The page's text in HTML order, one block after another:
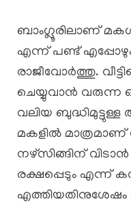
ബാംഗ്ലൂരിലാണ്
എന്ന് പണ്ട്
രാജീവോർത്തു.
ചെയ്യുവാൻ വരുന്ന
വലിയ
മകളിൽ മാത്രമാണ്
നഴ്സിങ്ങിന് വിടാൻ
രക്ഷപ്പെടും എന്ന്
എത്തിയതിനുശേഷം